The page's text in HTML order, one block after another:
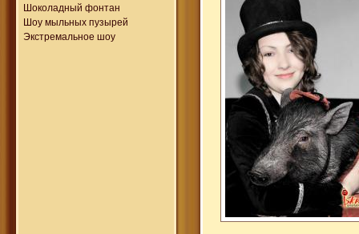
Шоколадный фонтан
Шоу мыльных пузырей
Экстремальное шоу